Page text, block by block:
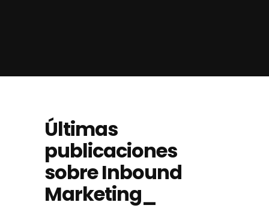
Últimas
publicaciones
sobre Inbound
Marketing_